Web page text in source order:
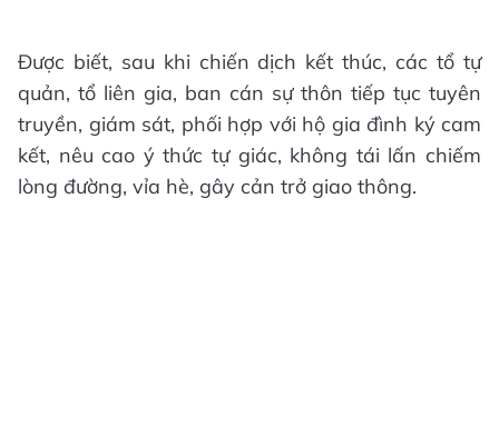
Được biết, sau khi chiến dịch kết thúc, các tổ tự
quản, tổ liên gia, ban cán sự thôn tiếp tục tuyên
truyền, giám sát, phối hợp với hộ gia đình ký cam
kết, nêu cao ý thức tự giác, không tái lấn chiếm
lòng đường, vỉa hè, gây cản trở giao thông.